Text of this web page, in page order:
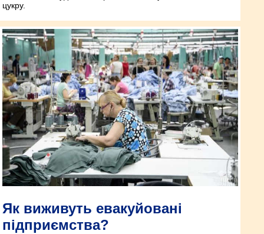
цукру.
Як виживуть евакуйовані
підприємства?